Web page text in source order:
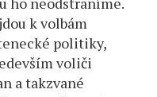
k volbám
politiky,
voliči
a takzvané